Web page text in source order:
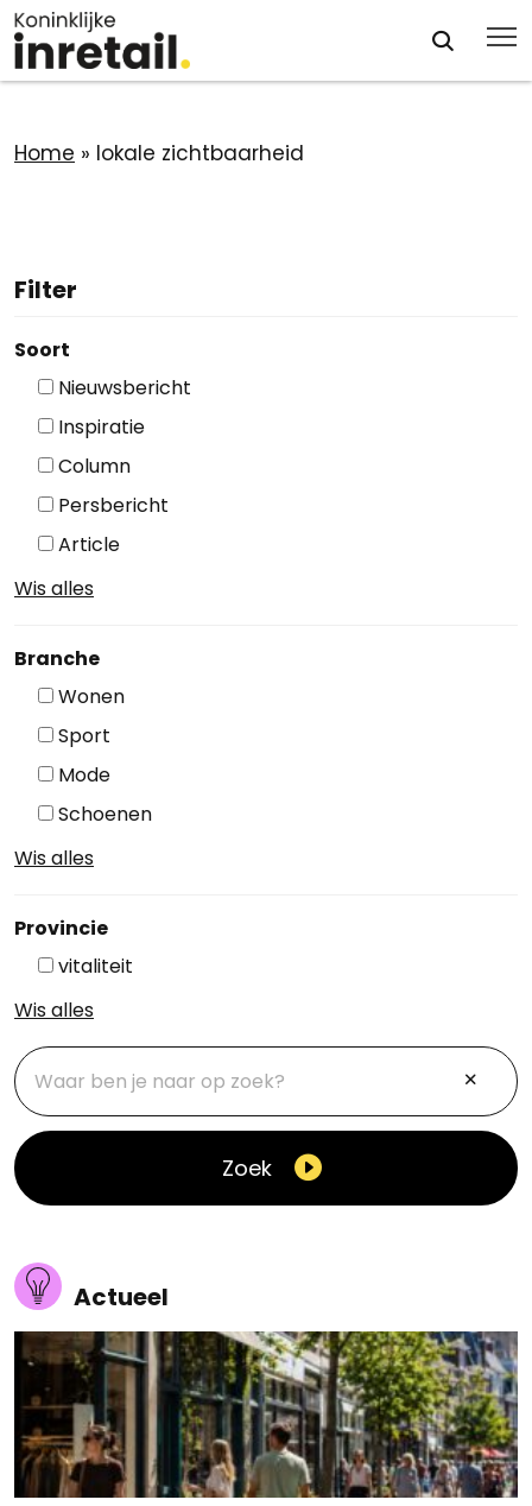
Home » lokale zichtbaarheid
Filter
Soort
Nieuwsbericht
Inspiratie
Column
Persbericht
Article
Wis alles
Branche
Wonen
Sport
Mode
Schoenen
Wis alles
Provincie
vitaliteit
Wis alles
Zoek
Actueel